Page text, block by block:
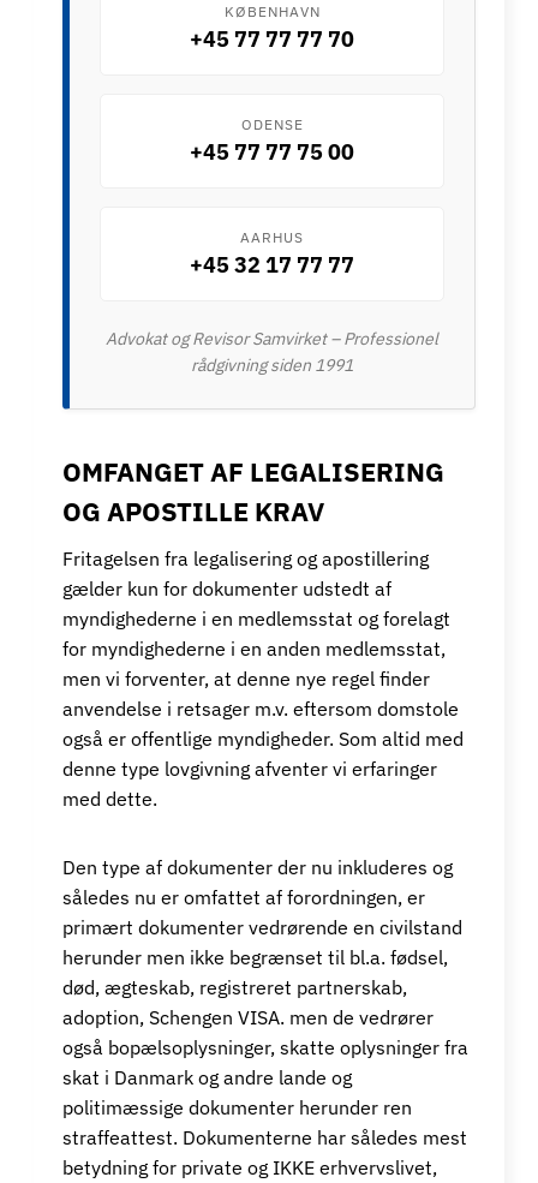
KØBENHAVN
+45 77 77 77 70
ODENSE
+45 77 77 75 00
AARHUS
+45 32 17 77 77
Advokat og Revisor Samvirket – Professionel
rådgivning siden 1991
OMFANGET AF LEGALISERING
OG APOSTILLE KRAV
Fritagelsen fra legalisering og apostillering
gælder kun for dokumenter udstedt af
myndighederne i en medlemsstat og forelagt
for myndighederne i en anden medlemsstat,
men vi forventer, at denne nye regel finder
anvendelse i retsager m.v. eftersom domstole
også er offentlige myndigheder. Som altid med
denne type lovgivning afventer vi erfaringer
med dette.
Den type af dokumenter der nu inkluderes og
således nu er omfattet af forordningen, er
primært dokumenter vedrørende en civilstand
herunder men ikke begrænset til bl.a. fødsel,
død, ægteskab, registreret partnerskab,
adoption, Schengen VISA. men de vedrører
også bopælsoplysninger, skatte oplysninger fra
skat i Danmark og andre lande og
politimæssige dokumenter herunder ren
straffeattest. Dokumenterne har således mest
betydning for private og IKKE erhvervslivet,